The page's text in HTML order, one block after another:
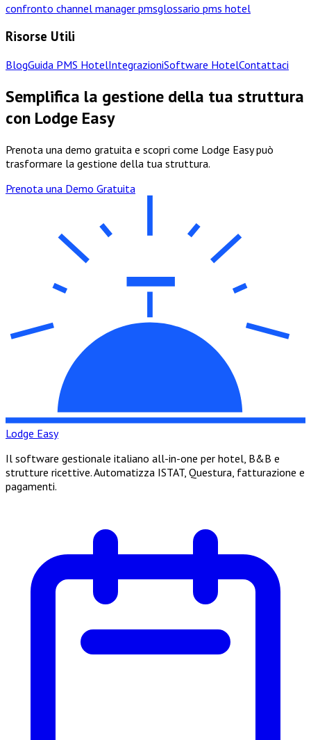
confronto channel manager pmsglossario pms hotel
Risorse Utili
BlogGuida PMS HotelIntegrazioniSoftware HotelContattaci
Semplifica la gestione della tua struttura
con Lodge Easy
Prenota una demo gratuita e scopri come Lodge Easy può
trasformare la gestione della tua struttura.
Prenota una Demo Gratuita
Lodge Easy
Il software gestionale italiano all-in-one per hotel, B&B e
strutture ricettive. Automatizza ISTAT, Questura, fatturazione e
pagamenti.